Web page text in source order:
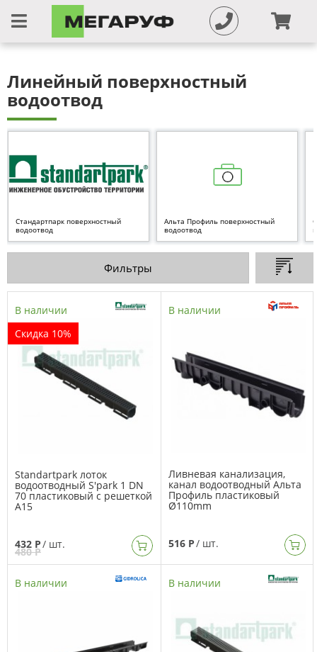
Линейный поверхностный
водоотвод
Стандартпарк поверхностный
водоотвод
Альта Профиль поверхностный
водоотвод
Фильтры
В наличии
Скидка 10%
Standartpark лоток
водоотводный S'park 1 DN
70 пластиковый с решеткой
А15
432 Р
480 Р
/ шт.
В наличии
Ливневая канализация,
канал водоотводный Альта
Профиль пластиковый
Ø110mm
516 Р/ шт.
В наличии В наличии